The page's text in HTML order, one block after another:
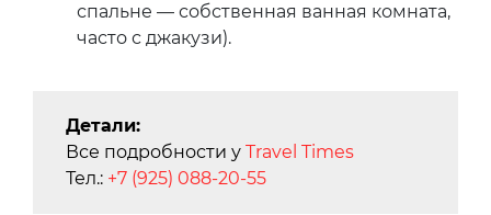
спальне — собственная ванная комната,
часто с джакузи).
Детали:
Все подробности у Travel Times
Тел.: +7 (925) 088-20-55